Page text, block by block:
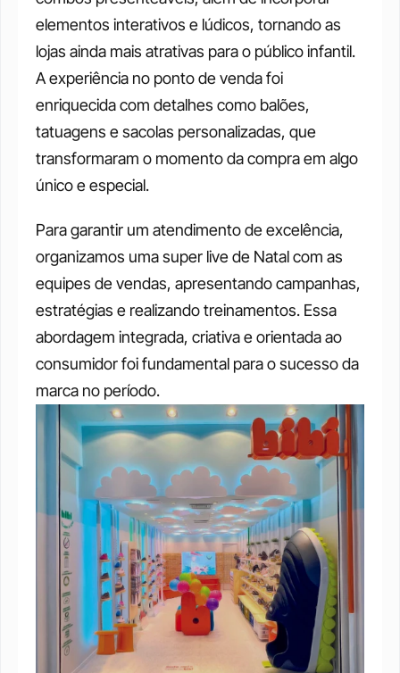
elementos interativos e lúdicos, tornando as
lojas ainda mais atrativas para o público infantil.
A experiência no ponto de venda foi
enriquecida com detalhes como balões,
tatuagens e sacolas personalizadas, que
transformaram o momento da compra em algo
único e especial.
Para garantir um atendimento de excelência,
organizamos uma super live de Natal com as
equipes de vendas, apresentando campanhas,
estratégias e realizando treinamentos. Essa
abordagem integrada, criativa e orientada ao
consumidor foi fundamental para o sucesso da
marca no período.